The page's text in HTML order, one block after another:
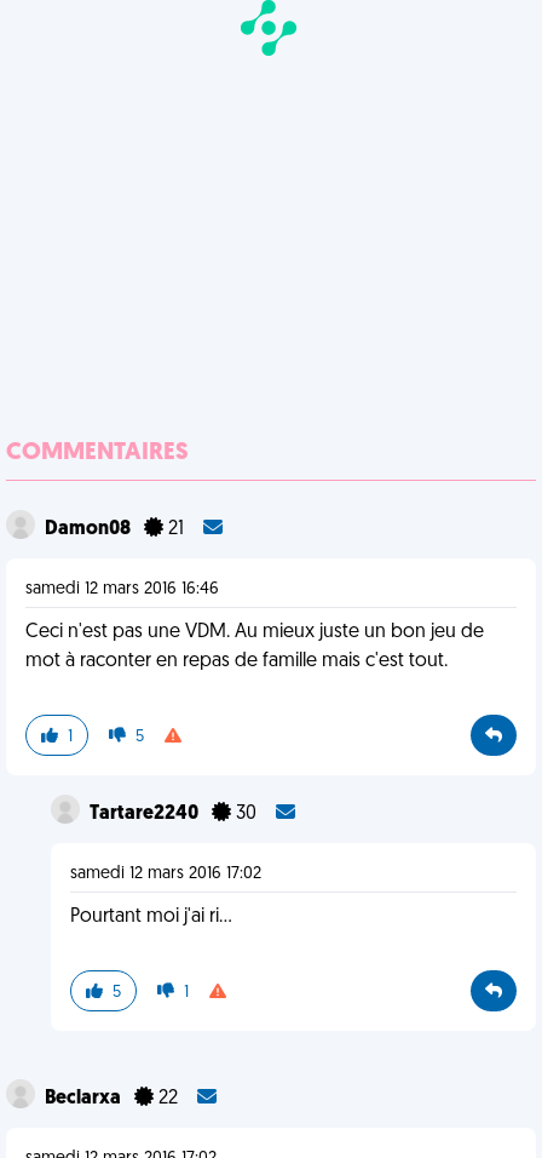
COMMENTAIRES
Damon08 21
samedi 12 mars 2016 16:46
Ceci n'est pas une VDM. Au mieux juste un bon jeu de
mot à raconter en repas de famille mais c'est tout.
1 5
Tartare2240 30
samedi 12 mars 2016 17:02
Pourtant moi j'ai ri...
5 1
Beclarxa 22